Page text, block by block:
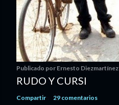
Publicado por Ernesto Diezmartínez
RUDO Y CURSI
Compartir 29 comentarios